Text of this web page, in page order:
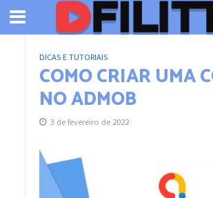
DICAS E TUTORIAIS
COMO CRIAR UMA
NO ADMOB
3 de fevereiro de 2022